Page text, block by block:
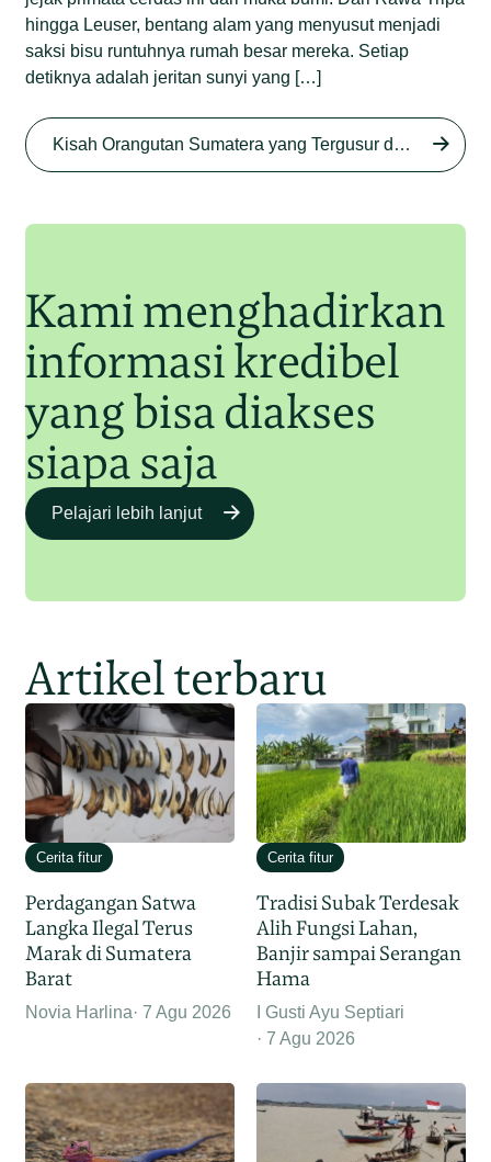
Sumatera di Rawa Tripa
Junaidi Hanafiah 27 Agu 2025
Begini Modus Perburuan
hingga Leuser, bentang alam yang menyusut menjadi
saksi bisu runtuhnya rumah besar mereka. Setiap
detiknya adalah jeritan sunyi yang […]
Kisah Orangutan Sumatera yang Tergusur dari Rumah Sendiri series
Kami menghadirkan
informasi kredibel
yang bisa diakses
siapa saja
Pelajari lebih lanjut
Artikel terbaru
Cerita fitur
Perdagangan Satwa
Langka Ilegal Terus
Marak di Sumatera
Barat
Novia Harlina 7 Agu 2026
Cerita fitur
Tradisi Subak Terdesak
Alih Fungsi Lahan,
Banjir sampai Serangan
Hama
I Gusti Ayu Septiari
7 Agu 2026